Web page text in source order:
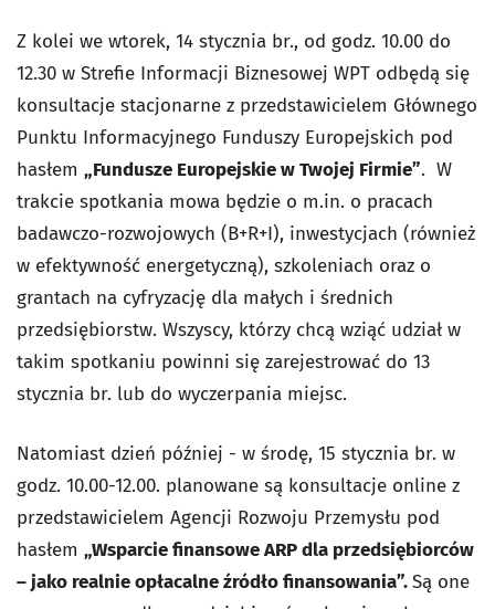
Z kolei we wtorek, 14 stycznia br., od godz. 10.00 do
12.30 w Strefie Informacji Biznesowej WPT odbędą się
konsultacje stacjonarne z przedstawicielem Głównego
Punktu Informacyjnego Funduszy Europejskich pod
hasłem „Fundusze Europejskie w Twojej Firmie”. W
trakcie spotkania mowa będzie o m.in. o pracach
badawczo-rozwojowych (B+R+I), inwestycjach (również
w efektywność energetyczną), szkoleniach oraz o
grantach na cyfryzację dla małych i średnich
przedsiębiorstw. Wszyscy, którzy chcą wziąć udział w
takim spotkaniu powinni się zarejestrować do 13
stycznia br. lub do wyczerpania miejsc.
Natomiast dzień później - w środę, 15 stycznia br. w
godz. 10.00-12.00. planowane są konsultacje online z
przedstawicielem Agencji Rozwoju Przemysłu pod
hasłem „Wsparcie finansowe ARP dla przedsiębiorców
– jako realnie opłacalne źródło finansowania”.Są one